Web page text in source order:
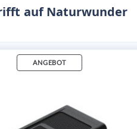
auf Naturwunder
ANGEBOT